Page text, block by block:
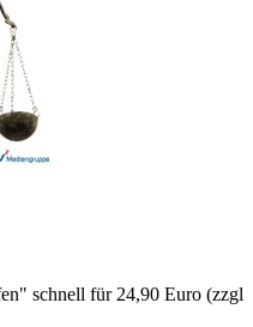
schnell für 24,90 Euro (zzgl